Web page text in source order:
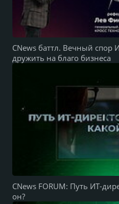
CNews баттл. Вечный спор
дружить на благо бизнеса
CNews FORUM: Путь ИТ-
он?